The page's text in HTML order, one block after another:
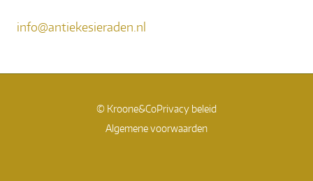
info@antiekesieraden.nl
© Kroone&CoPrivacy beleid
Algemene voorwaarden